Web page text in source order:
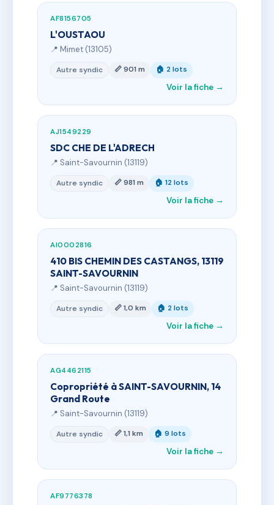
AF8156705
L'OUSTAOU
📍 Mimet (13105)
Autre syndic 📏 901 m 🏠 2 lots
Voir la fiche →
AJ1549229
SDC CHE DE L'ADRECH
📍 Saint-Savournin (13119)
Autre syndic 📏 981 m 🏠 12 lots
Voir la fiche →
AI0002816
410 BIS CHEMIN DES CASTANGS, 13119
SAINT-SAVOURNIN
📍 Saint-Savournin (13119)
Autre syndic 📏 1,0 km 🏠 2 lots
Voir la fiche →
AG4462115
Copropriété à SAINT-SAVOURNIN, 14
Grand Route
📍 Saint-Savournin (13119)
Autre syndic 📏 1,1 km 🏠 9 lots
Voir la fiche →
AF9776378